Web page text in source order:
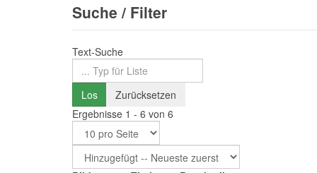
Suche / Filter
Text-Suche
Los
Zurücksetzen
Ergebnisse 1 - 6 von 6